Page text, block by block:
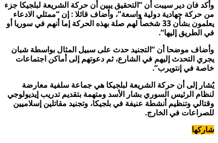
وأكد فان دير سيبت أن “التحقيق يبين أن حركة الشريعة لبلجيكا جزء
من حركة جهادية دولية واسعة”، وأضاف قائلا : إن “ممثلي الادعاء
يعلمون بشأن 33 شخصاً لهم صلة بهذه الحركة إما أنهم في سوريا أو
في الطريق إليها“.
وأضاف موضحا أن “التجنيد حدث على سبيل المثال بواسطة شبان
يجري التحدث إليهم في الشارع، ثم دعوتهم إلى أماكن اجتماعات
خاصة في إنتويرب“.
يُشار إلى أن حركة الشريعة لبلجيكا هي جماعة سلفية معارضة
لنظام الرئيس السوري بشار الأسد ومتهمة بتقديم تدريب إيديولوجي
وقتالي وتنظيم أنشطة عنيفة في بلجيكا، وتجنيد مقاتلين إسلاميين
للصراعات في الخارج.
شاركها